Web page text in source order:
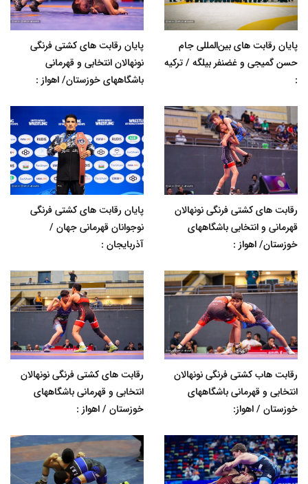
پایان رقابت های بین‌المللی جام
حسن گمیجی و غضنفر بیلگه / ترکیه
:
پایان رقابت های کشتی فرنگی
نونهالان انتخابی و قهرمانی
باشگاههای خوزستان/ اهواز :
رقابت های کشتی فرنگی نونهالان
قهرمانی و انتخابی باشگاههای
خوزستان/ اهواز :
پایان رقابت های کشتی فرنگی
نوجوانان قهرمانی جهان /
آذربایجان :
رقابت هاب کشتی فرنگی نونهالان
انتخابی و قهرمانی باشگاههای
خوزستان / اهواز:
رقابت های کشتی فرنگی نونهالان
انتخابی و قهرمانی باشگاههای
خوزستان / اهواز :